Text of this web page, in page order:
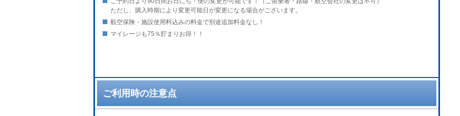
ただし、購入時期により変更可能日が変更になる場合がございます。
航空保険・施設使用料込みの料金で別途追加料金なし！
マイレージも75％貯まりお得！！
ご利用時の注意点